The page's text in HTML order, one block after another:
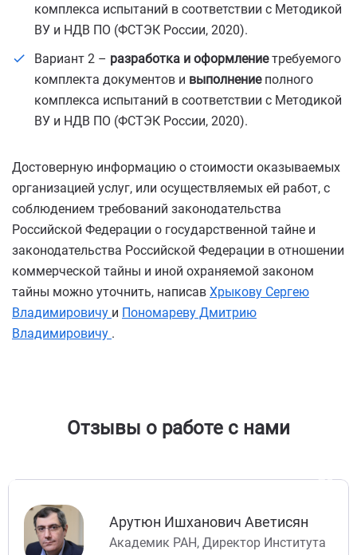
комплекса испытаний в соответствии с Методикой
ВУ и НДВ ПО (ФСТЭК России, 2020).
Вариант 2 – разработка и оформлениетребуемого
комплекта документов и выполнениеполного
комплекса испытаний в соответствии с Методикой
ВУ и НДВ ПО (ФСТЭК России, 2020).
Достоверную информацию о стоимости оказываемых
организацией услуг, или осуществляемых ей работ, с
соблюдением требований законодательства
Российской Федерации о государственной тайне и
законодательства Российской Федерации в отношении
коммерческой тайны и иной охраняемой законом
тайны можно уточнить, написав Хрыкову Сергею
Владимировичу и Пономареву Дмитрию
Владимировичу .
Отзывы о работе с нами
PREVIOUS
Арутюн Ишханович Аветисян
Академик РАН, Директор Института